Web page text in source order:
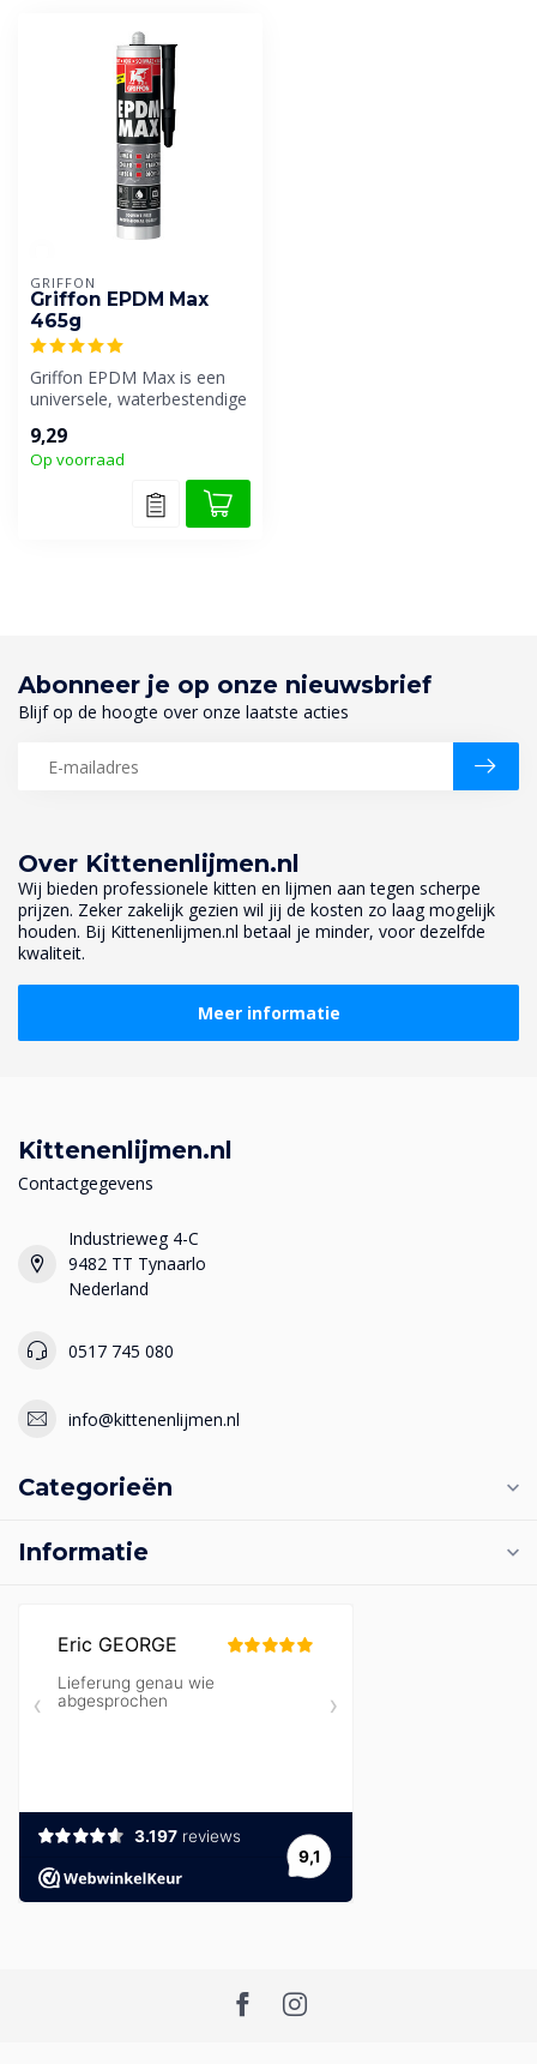
GRIFFON
Griffon EPDM Max
465g
Griffon EPDM Max is een
universele, waterbestendige
9,29
Op voorraad
Over Kittenenlijmen.nl
Wij bieden professionele kitten en lijmen aan tegen scherpe
prijzen. Zeker zakelijk gezien wil jij de kosten zo laag mogelijk
houden. Bij Kittenenlijmen.nl betaal je minder, voor dezelfde
kwaliteit.
Meer informatie
Abonneer je op onze nieuwsbrief
Blijf op de hoogte over onze laatste acties
Kittenenlijmen.nl
Contactgegevens
Industrieweg 4-C
9482 TT Tynaarlo
Nederland
0517 745 080
info@kittenenlijmen.nl
Categorieën
Informatie